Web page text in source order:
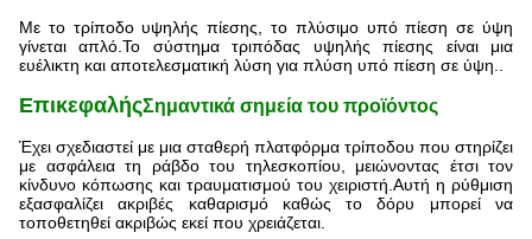
Με το τρίποδο υψηλής πίεσης, το πλύσιμο υπό πίεση σε ύψη
γίνεται απλό.Το σύστημα τριπόδας υψηλής πίεσης είναι μια
ευέλικτη και αποτελεσματική λύση για πλύση υπό πίεση σε ύψη..
ΕπικεφαλήςΣημαντικά σημεία του προϊόντος
Έχει σχεδιαστεί με μια σταθερή πλατφόρμα τρίποδου που στηρίζει
με ασφάλεια τη ράβδο του τηλεσκοπίου, μειώνοντας έτσι τον
κίνδυνο κόπωσης και τραυματισμού του χειριστή.Αυτή η ρύθμιση
εξασφαλίζει ακριβές καθαρισμό καθώς το δόρυ μπορεί να
τοποθετηθεί ακριβώς εκεί που χρειάζεται.